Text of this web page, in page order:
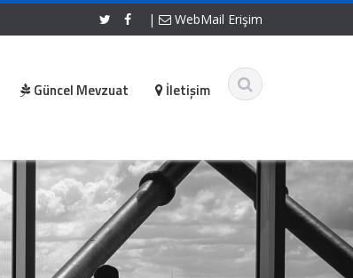
| WebMail Erişim
Güncel Mevzuat İletişim